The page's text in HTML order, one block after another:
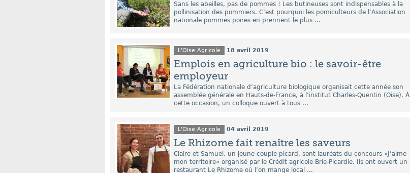
Sans les abeilles, pas de pommes ! Les butineuses sont indispensables à la
pollinisation des pommiers. C’est pourquoi les pomiculteurs de l’Association
nationale pommes poires en prennent le plus ...
L'Oise Agricole 18 avril 2019
Emplois en agriculture bio : le savoir-être
employeur
La Fédération nationale d’agriculture biologique organisait cette année son
assemblée générale en Hauts-de-France, à l’institut Charles-Quentin (Oise). À
cette occasion, un colloque ouvert à tous ...
L'Oise Agricole 04 avril 2019
Le Rhizome fait renaître les saveurs
Claire et Samuel, un jeune couple picard, sont lauréats du concours «J’aime
mon territoire» organisé par le Crédit agricole Brie-Picardie. Ils ont ouvert un
restaurant Le Rhizome où l’on mange local ...